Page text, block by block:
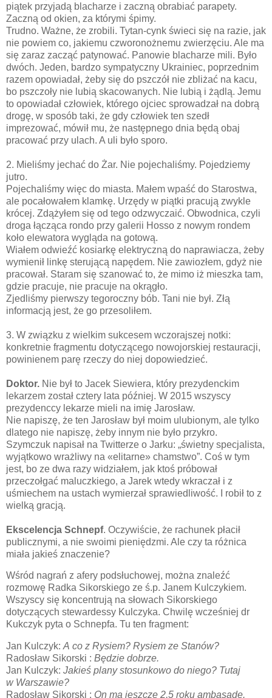
piątek przyjadą blacharze i zaczną obrabiać parapety.
Zaczną od okien, za którymi śpimy.
Trudno. Ważne, że zrobili. Tytan-cynk świeci się na razie, jak
nie powiem co, jakiemu czworonożnemu zwierzęciu. Ale ma
się zaraz zacząć patynować. Panowie blacharze mili. Było
dwóch. Jeden, bardzo sympatyczny Ukrainiec, poprzednim
razem opowiadał, żeby się do pszczół nie zbliżać na kacu,
bo pszczoły nie lubią skacowanych. Nie lubią i żądlą. Jemu
to opowiadał człowiek, którego ojciec sprowadzał na dobrą
drogę, w sposób taki, że gdy człowiek ten szedł
imprezować, mówił mu, że następnego dnia będą obaj
pracować przy ulach. A uli było sporo.
2. Mieliśmy jechać do Żar. Nie pojechaliśmy. Pojedziemy
jutro.
Pojechaliśmy więc do miasta. Małem wpaść do Starostwa,
ale pocałowałem klamkę. Urzędy w piątki pracują zwykle
krócej. Zdążyłem się od tego odzwyczaić. Obwodnica, czyli
droga łącząca rondo przy galerii Hosso z nowym rondem
koło elewatora wygląda na gotową.
Wiałem odwieźć kosiarkę elektryczną do naprawiacza, żeby
wymienił linkę sterującą napędem. Nie zawiozłem, gdyż nie
pracował. Staram się szanować to, że mimo iż mieszka tam,
gdzie pracuje, nie pracuje na okrągło.
Zjedliśmy pierwszy tegoroczny bób. Tani nie był. Złą
informacją jest, że go przesoliłem.
3. W związku z wielkim sukcesem wczorajszej notki:
konkretnie fragmentu dotyczącego nowojorskiej restauracji,
powinienem parę rzeczy do niej dopowiedzieć.
Doktor. Nie był to Jacek Siewiera, który prezydenckim
lekarzem został cztery lata później. W 2015 wszyscy
prezydenccy lekarze mieli na imię Jarosław.
Nie napiszę, że ten Jarosław był moim ulubionym, ale tylko
dlatego nie napiszę, żeby innym nie było przykro.
Szymczuk napisał na Twitterze o Jarku: „świetny specjalista,
wyjątkowo wrażliwy na «elitarne» chamstwo”. Coś w tym
jest, bo ze dwa razy widziałem, jak ktoś próbował
przeczołgać maluczkiego, a Jarek wtedy wkraczał i z
uśmiechem na ustach wymierzał sprawiedliwość. I robił to z
wielką gracją.
Ekscelencja Schnepf. Oczywiście, że rachunek płacił
publicznymi, a nie swoimi pieniędzmi. Ale czy ta różnica
miała jakieś znaczenie?
Wśród nagrań z afery podsłuchowej, można znaleźć
rozmowę Radka Sikorskiego ze ś.p. Janem Kulczykiem.
Wszyscy się koncentrują na słowach Sikorskiego
dotyczących stewardessy Kulczyka. Chwilę wcześniej dr
Kukczyk pyta o Schnepfa. Tu ten fragment:
Jan Kulczyk: A co z Rysiem? Rysiem ze Stanów?
Radosław Sikorski : Będzie dobrze.
Jan Kulczyk: Jakieś plany stosunkowo do niego? Tutaj
w Warszawie?
Radosław Sikorski : On ma jeszcze 2,5 roku ambasadę.